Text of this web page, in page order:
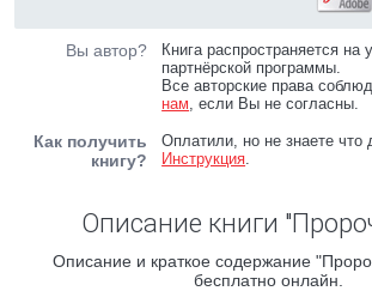
Вы автор?
Книга распространяется на
партнёрской программы.
Все авторские права
нам, если Вы не согласны.
Как получить
книгу?
Оплатили, но не знаете что
Инструкция.
Описание книги
Описание и краткое содержание
бесплатно онлайн.